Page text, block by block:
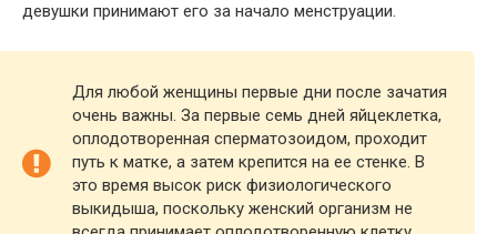
девушки принимают его за начало менструации.
Для любой женщины первые дни после зачатия
очень важны. За первые семь дней яйцеклетка,
оплодотворенная сперматозоидом, проходит
путь к матке, а затем крепится на ее стенке. В
это время высок риск физиологического
выкидыша, поскольку женский организм не